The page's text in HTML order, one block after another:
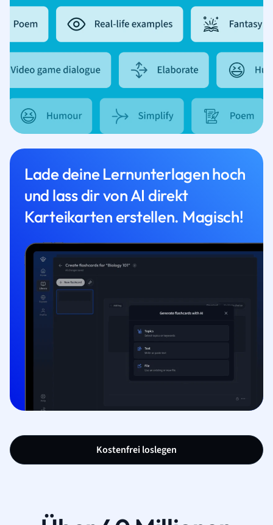
Lade deine Lernunterlagen hoch
und lass dir von AI direkt
Karteikarten erstellen. Magisch!
Kostenfrei loslegen